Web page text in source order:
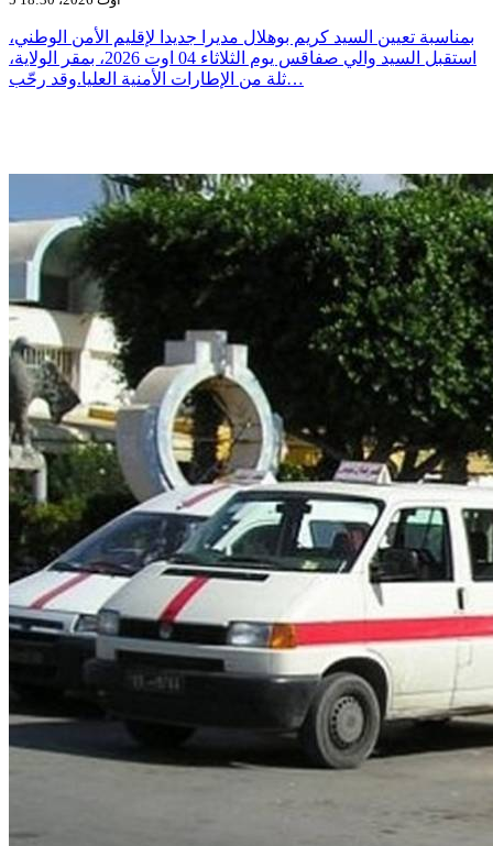
بمناسبة تعيين السيد كريم بوهلال مديرا جديدا لإقليم الأمن الوطني،
استقبل السيد والي صفاقس يوم الثلاثاء 04 اوت 2026، بمقر الولاية،
ثلة من الإطارات الأمنية العليا.وقد رحّب…